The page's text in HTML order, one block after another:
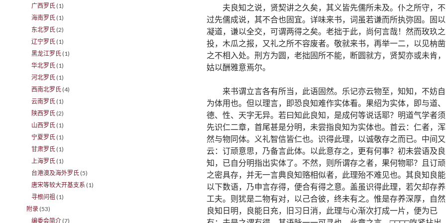
夫良知之说，贤契讲之久矣，其义皆先儒所未及。仆之所守，不
过先儒成说，其不合也固宜。详味来书，词虽若谦而所执弥固。固以
凝道，谦以全交，可谓两得之矣。老拙于此，尚何言哉！然而玫玖之
投，木瓜之报，又礼之所不容废者。敬就来书，再举一二，以见枘凿
之不相入处。刑方为圆，老拙固所不能，断圆就方，贤契亦或未肯，
姑以酬雅意焉尔。
来书谓立言各有所当，此语固然。乐记亦云物至，知知，不妨自
为体用也。但以理言，即恐良知难作实体看。果绍为实体，即与道、
德、性、天字无异。若曰知此良知，是成何等说话耶？明道气学者须
先识仁二章，首尾甚是分明，未尝指良知为实体也。首云：仁者，浑
然与物同体。义礼智信皆仁也。识得此理，以诚敬存之而已。中间又
云：订顽意思，乃备言此体。以此意存之，更有何事？初未尝语及良
知，已自分明指出实体了。不然，则所谓存之者，果何物耶？且订顽
之密具存，并无一言典良知赂相似者，此理殆不难见也。其良知良能
以下数语，乃申言存得，便合有得之意。盖虽识得此理，若欠却存养
工夫。则犹是二物有对，以己合彼，终未有之。惟是存养深厚，自然
良知日明，良能日充，旧习日消，此理与心渐次打成一片，便为已
广西罗氏 (1)
海南罗氏 (1)
东北罗氏 (2)
辽宁罗氏 (1)
黑龙江罗氏 (1)
华北罗氏 (1)
河北罗氏 (1)
西南北罗氏 (4)
云南罗氏 (1)
陕西罗氏 (2)
山西罗氏 (1)
宁夏罗氏 (1)
甘肃罗氏 (1)
上海罗氏 (1)
台港澳及海外罗氏 (5)
唐宋等较大开基支系 (1)
寻根问祖 (1)
附录 (53)
编委会简介 (7)